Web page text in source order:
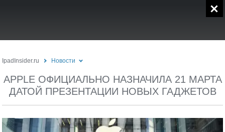
IpadInsider.ru Новости
APPLE ОФИЦИАЛЬНО НАЗНАЧИЛА 21 МАРТА
ДАТОЙ ПРЕЗЕНТАЦИИ НОВЫХ ГАДЖЕТОВ